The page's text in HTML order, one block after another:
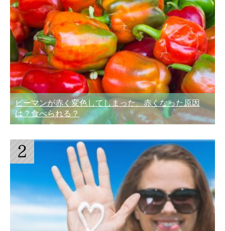
ピーマンが赤く変色してしまった、赤くなった原因
は？食べられる？